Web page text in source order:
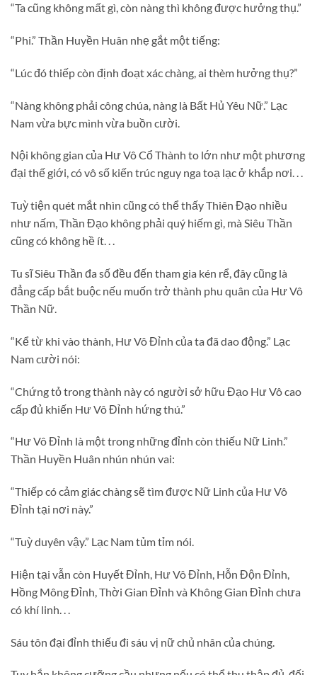
“Ta cũng không mất gì, còn nàng thì không được hưởng thụ.”
“Phi.” Thần Huyền Huân nhẹ gắt một tiếng:
“Lúc đó thiếp còn định đoạt xác chàng, ai thèm hưởng thụ?”
“Nàng không phải công chúa, nàng là Bất Hủ Yêu Nữ.” Lạc
Nam vừa bực mình vừa buồn cười.
Nội không gian của Hư Vô Cổ Thành to lớn như một phương
đại thế giới, có vô số kiến trúc nguy nga toạ lạc ở khắp nơi. . .
Tuỳ tiện quét mắt nhìn cũng có thể thấy Thiên Đạo nhiều
như nấm, Thần Đạo không phải quý hiếm gì, mà Siêu Thần
cũng có không hề ít. . .
Tu sĩ Siêu Thần đa số đều đến tham gia kén rể, đây cũng là
đẳng cấp bắt buộc nếu muốn trở thành phu quân của Hư Vô
Thần Nữ.
“Kể từ khi vào thành, Hư Vô Đỉnh của ta đã dao động.” Lạc
Nam cười nói:
“Chứng tỏ trong thành này có người sở hữu Đạo Hư Vô cao
cấp đủ khiến Hư Vô Đỉnh hứng thú.”
“Hư Vô Đỉnh là một trong những đỉnh còn thiếu Nữ Linh.”
Thần Huyền Huân nhún nhún vai:
“Thiếp có cảm giác chàng sẽ tìm được Nữ Linh của Hư Vô
Đỉnh tại nơi này.”
“Tuỳ duyên vậy.” Lạc Nam tủm tỉm nói.
Hiện tại vẫn còn Huyết Đỉnh, Hư Vô Đỉnh, Hỗn Độn Đỉnh,
Hồng Mông Đỉnh, Thời Gian Đỉnh và Không Gian Đỉnh chưa
có khí linh. . .
Sáu tôn đại đỉnh thiếu đi sáu vị nữ chủ nhân của chúng.